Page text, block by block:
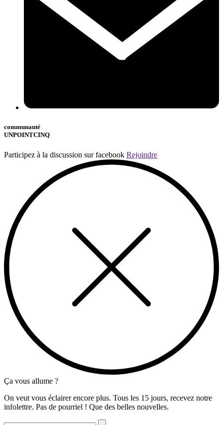
communauté
UNPOINTCINQ
Participez à la discussion sur facebook Rejoindre
Ça vous allume ?
On veut vous éclairer encore plus. Tous les 15 jours, recevez notre
infolettre. Pas de pourriel ! Que des belles nouvelles.